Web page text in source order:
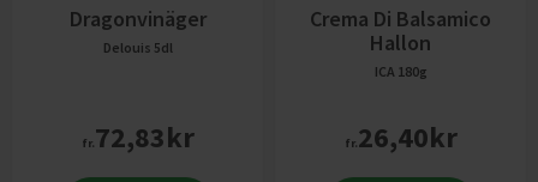
Dragonvinäger
Delouis 5dl
fr.72,83kr
Crema Di Balsamico
Hallon
ICA 180g
fr.26,40kr